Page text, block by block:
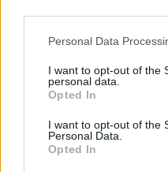
Personal Data
I want to opt-out of the
personal data.
Opted In
I want to opt-out of the
Personal Data.
Opted In
tři lvice, píše BBC News
Diskuse: 2
veder, napsal zpravodajský